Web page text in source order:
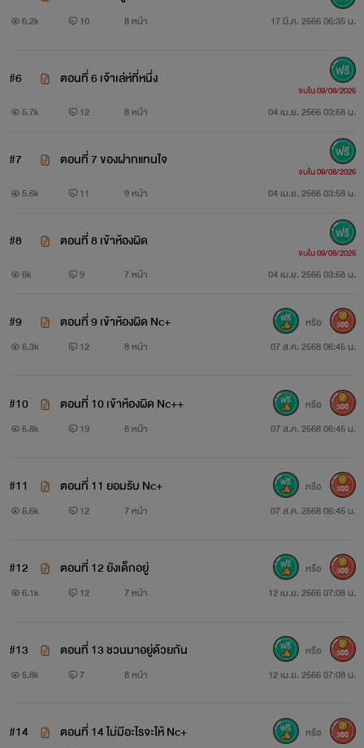
6.2k 10 8 หน้า 17 มี.ค. 2566 06:35 น.
#6 ตอนที่ 6 เจ้าเล่ห์ที่หนึ่ง
5.7k 12 8 หน้า 04 เม.ย. 2566 03:58 น.
จบใน 09/08/2026
#7 ตอนที่ 7 ของฝากแทนใจ
5.6k 11 9 หน้า 04 เม.ย. 2566 03:58 น.
จบใน 09/08/2026
#8 ตอนที่ 8 เข้าห้องผิด
6k 9 7 หน้า 04 เม.ย. 2566 03:58 น.
จบใน 09/08/2026
#9 ตอนที่ 9 เข้าห้องผิด Nc+
6.3k 12 8 หน้า 07 ส.ค. 2568 06:45 น.
หรือ 300
#10 ตอนที่ 10 เข้าห้องผิด Nc++
5.8k 19 8 หน้า 07 ส.ค. 2568 06:45 น.
หรือ 300
#11 ตอนที่ 11 ยอมรับ Nc+
5.6k 12 7 หน้า 07 ส.ค. 2568 06:45 น.
หรือ 300
#12 ตอนที่ 12 ยังเด็กอยู่
6.1k 12 7 หน้า 12 เม.ย. 2566 07:08 น.
หรือ 300
#13 ตอนที่ 13 ชวนมาอยู่ด้วยกัน
5.8k 7 8 หน้า 12 เม.ย. 2566 07:08 น.
หรือ 300
#14 ตอนที่ 14 ไม่มีอะไรจะให้ Nc+ หรือ 300